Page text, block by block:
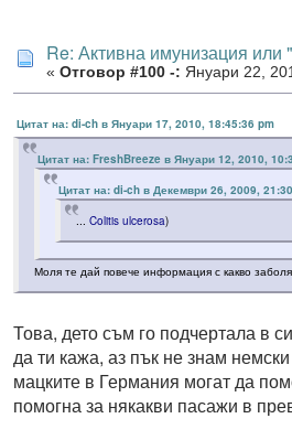
Re: Активна имунизация или
« Отговор #100 -: Януари 22,
Цитат на: di-ch в Януари 17, 2010, 18:45:36 pm
Цитат на: FreshBreeze в Януари 12, 2010,
Цитат на: di-ch в Декември 26, 2009,
... Colitis ulcerosa)
Моля те дай повече информация с какво
Това, дето съм го подчертала в
да ти кажа, аз пък не знам
мацките в Германия могат да
помогна за някакви пасажи в